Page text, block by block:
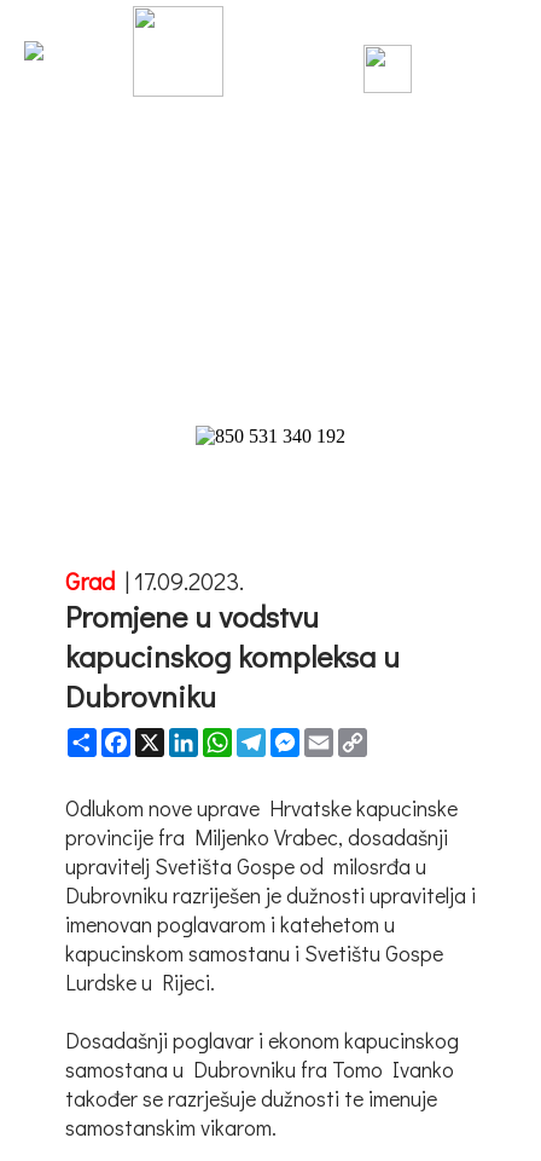
Grad | 17.09.2023.
Promjene u vodstvu
kapucinskog kompleksa u
Dubrovniku
ShareFacebook
X LinkedInWhatsApp
TelegramMessenger
Email
Odlukom nove uprave Hrvatske kapucinske
provincije fra Miljenko Vrabec, dosadašnji
upravitelj Svetišta Gospe od milosrđa u
Dubrovniku razriješen je dužnosti upravitelja i
imenovan poglavarom i katehetom u
kapucinskom samostanu i Svetištu Gospe
Lurdske u Rijeci.
Dosadašnji poglavar i ekonom kapucinskog
samostana u Dubrovniku fra Tomo Ivanko
također se razrješuje dužnosti te imenuje
samostanskim vikarom.